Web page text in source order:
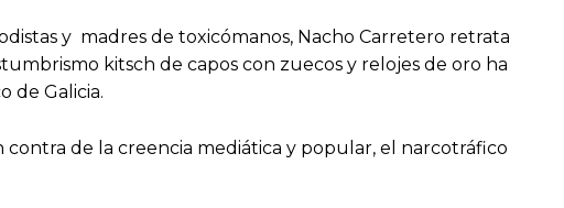
y madres de toxicómanos, Nacho Carretero retrata
kitsch de capos con zuecos y relojes de oro ha
de Galicia.
de la creencia mediática y popular, el narcotráfico